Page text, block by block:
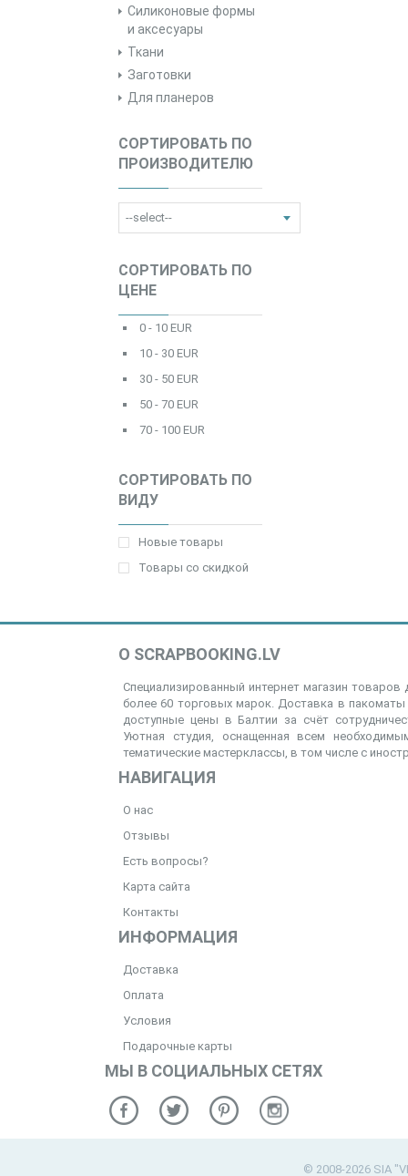
Силиконовые формы
и аксесуары
Ткани
Заготовки
Для планеров
СОРТИРОВАТЬ ПО
ПРОИЗВОДИТЕЛЮ
СОРТИРОВАТЬ ПО
ЦЕНЕ
0 - 10 EUR
10 - 30 EUR
30 - 50 EUR
50 - 70 EUR
70 - 100 EUR
СОРТИРОВАТЬ ПО
ВИДУ
Новые товары
Товары со скидкой
О SCRAPBOOKING.LV
Специализированный интернет магазин товаров
более 60 торговых марок. Доставка в
доступные цены в Балтии за счёт
Уютная студия, оснащенная всем
тематические мастерклассы, в том числе с
НАВИГАЦИЯ
О нас
Отзывы
Есть вопросы?
Карта сайта
Контакты
ИНФОРМАЦИЯ
Доставка
Оплата
Условия
Подарочные карты
МЫ В СОЦИАЛЬНЫХ СЕТЯХ
© 2008-2026 SIA